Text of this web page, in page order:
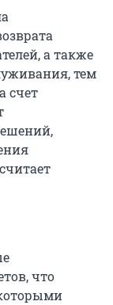
а также
тем
счет
что